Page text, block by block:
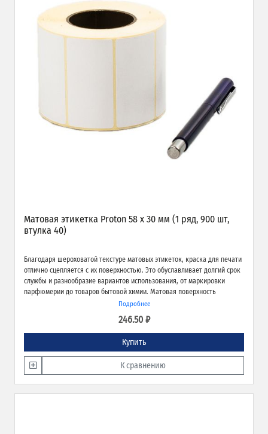
Матовая этикетка Proton 58 х 30 мм (1 ряд, 900 шт,
втулка 40)
Благодаря шероховатой текстуре матовых этикеток, краска для печати
отлично сцепляется с их поверхностью. Это обуславливает долгий срок
службы и разнообразие вариантов использования, от маркировки
парфюмерии до товаров бытовой химии. Матовая поверхность
обеспечивает превосходное качество печати и широкие возможности
Подробнее
246.50 ₽
Купить
К сравнению